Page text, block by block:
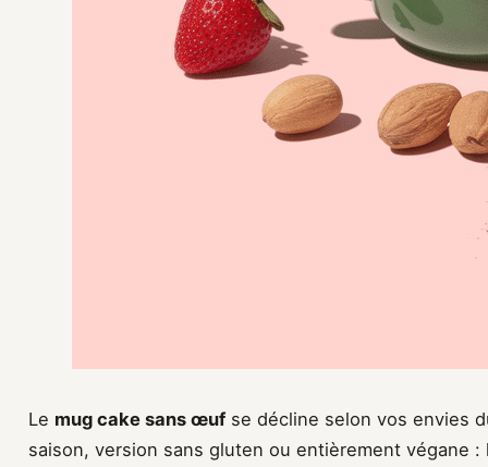
Le mug cake sans œuf se décline selon vos envies
saison, version sans gluten ou entièrement végane